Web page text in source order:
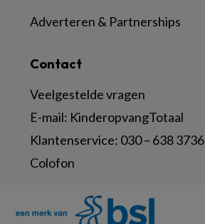
Contact
Veelgestelde vragen
E-mail: KinderopvangTotaal
Klantenservice: 030 – 638 3736
Colofon
Adverteren & Partnerships